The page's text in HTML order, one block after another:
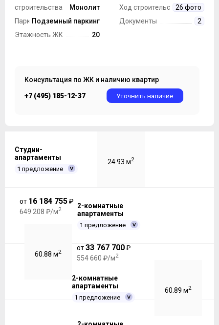
строительства
Монолит
ПарковкаПодземный паркинг
Этажность ЖК
20
Ход строительства26 фото
Документы
2
Консультация по ЖК и наличию квартир
+7 (495) 185-12-37 Уточнить наличие
Студии-
апартаменты
1 предложение
24.93 м2
от 16 184 755₽
649 208 ₽/м2
2-комнатные
апартаменты
1 предложение
60.88 м2
от33 767 700₽
554 660 ₽/м2
2-комнатные
апартаменты
1 предложение
60.89 м2